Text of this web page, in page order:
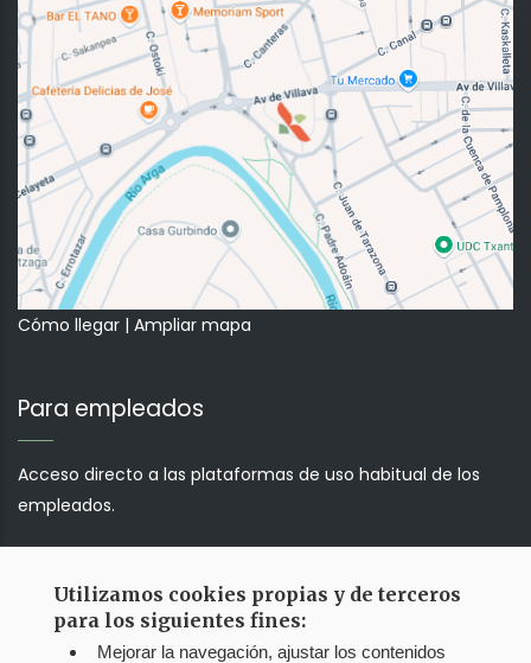
Cómo llegar | Ampliar mapa
Para empleados
Acceso directo a las plataformas de uso habitual de los
empleados.
Correo web
Jump!!!
Utilizamos cookies propias y de terceros
para los siguientes fines:
Mejorar la navegación, ajustar los contenidos